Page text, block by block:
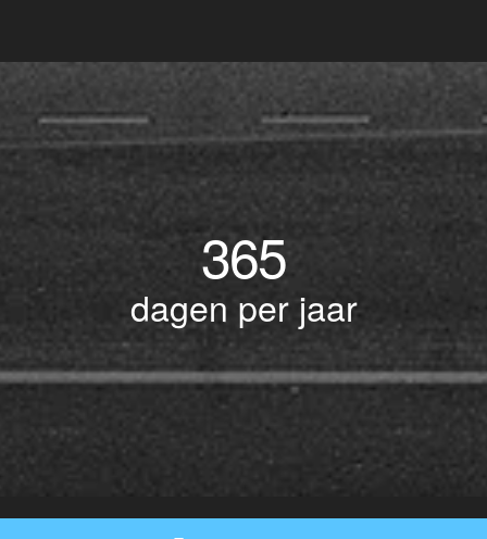
365
dagen per jaar